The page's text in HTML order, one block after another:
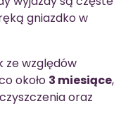
gniazdko w
ze względów
około 3 miesiące,
oraz